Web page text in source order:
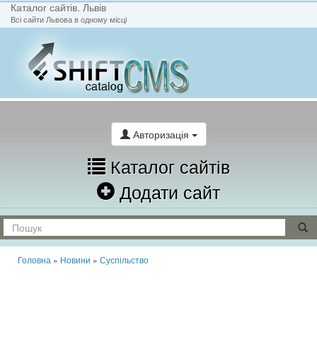
Каталог сайтів. Львів
Всі сайти Львова в одному місці
Авторизація
Каталог сайтів
Додати сайт
Головна » Новини » Суспільство